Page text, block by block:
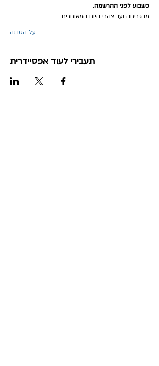
כשבוע לפני ההרשמה.
מהזריחה ועד צהרי היום המאוחרים
על הסדנה
תעבירי לעוד אפסיידרית